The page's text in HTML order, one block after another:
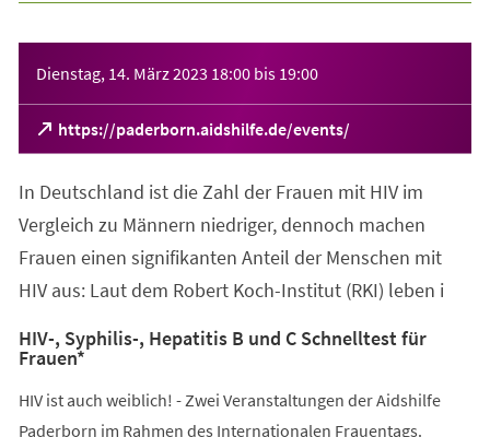
Dienstag, 14. März 2023 18:00 bis 19:00
https://paderborn.aidshilfe.de/events/
(Öffnet
in
neuen
Tab)
In Deutschland ist die Zahl der Frauen mit HIV im
Vergleich zu Männern niedriger, dennoch machen
Frauen einen signifikanten Anteil der Menschen mit
HIV aus: Laut dem Robert Koch-Institut (RKI) leben i
HIV-, Syphilis-, Hepatitis B und C Schnelltest für
Frauen*
HIV ist auch weiblich! - Zwei Veranstaltungen der Aidshilfe
Paderborn im Rahmen des Internationalen Frauentags.